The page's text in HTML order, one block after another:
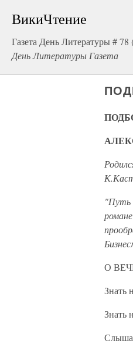
ВикиЧтение
Газета День Литературы # 78
День Литературы Газета
"Путь
О
Знать
Знать